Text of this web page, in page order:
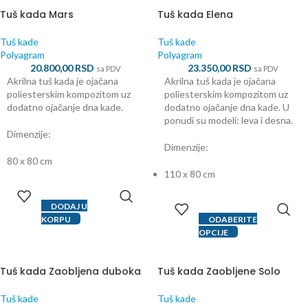
Tuš kada Mars
Tuš kade
Polyagram
20.800,00RSD sa PDV
Akrilna tuš kada je ojačana
poliesterskim kompozitom uz
dodatno ojačanje dna kade.
Dimenzije:
80 x 80 cm
DODAJ U
KORPU
Tuš kada Elena
Tuš kade
Polyagram
23.350,00RSD sa PDV
Akrilna tuš kada je ojačana
poliesterskim kompozitom uz
dodatno ojačanje dna kade. U
ponudi su modeli: leva i desna.
Dimenzije:
110 x 80 cm
ODABERITE
OPCIJE
Tuš kada Zaobljena duboka
Tuš kade
Tuš kada Zaobljene Solo
Tuš kade